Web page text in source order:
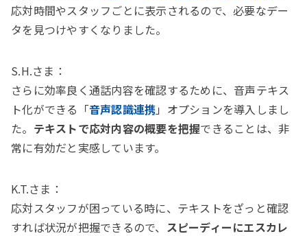
応対時間やスタッフごとに表示されるので、必要なデー
タを見つけやすくなりました。
S.H.さま：
さらに効率良く通話内容を確認するために、音声テキス
ト化ができる「音声認識連携」オプションを導入しまし
た。 テキストで応対内容の概要を把握できることは、非
常に有効だと実感しています。
K.T.さま：
応対スタッフが困っている時に、テキストをざっと確認
すれば状況が把握できるので、 スピーディーにエスカレ